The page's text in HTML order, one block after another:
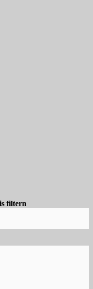
filtern